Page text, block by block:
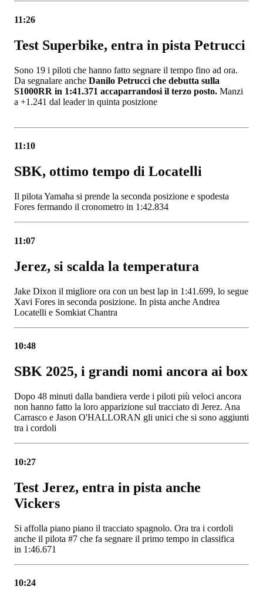
11:26
Test Superbike, entra in pista Petrucci
Sono 19 i piloti che hanno fatto segnare il tempo fino ad ora.
Da segnalare anche Danilo Petrucci che debutta sulla
S1000RR in 1:41.371 accaparrandosi il terzo posto. Manzi
a +1.241 dal leader in quinta posizione
11:10
SBK, ottimo tempo di Locatelli
Il pilota Yamaha si prende la seconda posizione e spodesta
Fores fermando il cronometro in 1:42.834
11:07
Jerez, si scalda la temperatura
Jake Dixon il migliore ora con un best lap in 1:41.699, lo segue
Xavi Fores in seconda posizione. In pista anche Andrea
Locatelli e Somkiat Chantra
10:48
SBK 2025, i grandi nomi ancora ai box
Dopo 48 minuti dalla bandiera verde i piloti più veloci ancora
non hanno fatto la loro apparizione sul tracciato di Jerez. Ana
Carrasco e Jason O'HALLORAN gli unici che si sono aggiunti
tra i cordoli
10:27
Test Jerez, entra in pista anche
Vickers
Si affolla piano piano il tracciato spagnolo. Ora tra i cordoli
anche il pilota #7 che fa segnare il primo tempo in classifica
in 1:46.671
10:24